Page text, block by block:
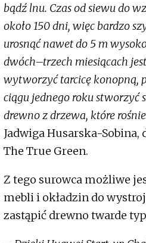
bądź lnu. Czas od siewu do
około 150 dni, więc bardzo
urosnąć nawet do 5 m
dwóch–trzech miesiącach
wytworzyć tarcicę konopną,
ciągu jednego roku stworzyć
drewno z drzewa, które
Jadwiga Husarska-
The True Green.
Z tego surowca możliwe
mebli i okładzin do
zastąpić drewno twarde